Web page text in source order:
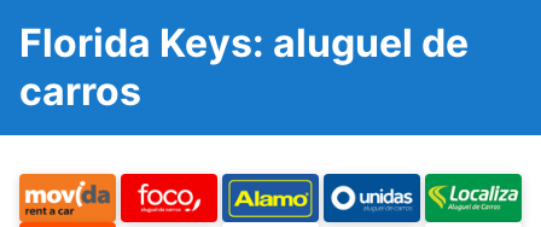
Florida Keys: aluguel de
carros